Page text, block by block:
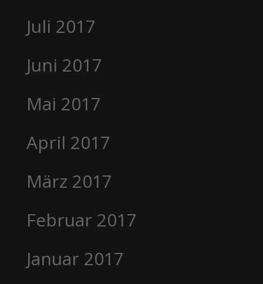
Juli 2017
Juni 2017
Mai 2017
April 2017
März 2017
Februar 2017
Januar 2017